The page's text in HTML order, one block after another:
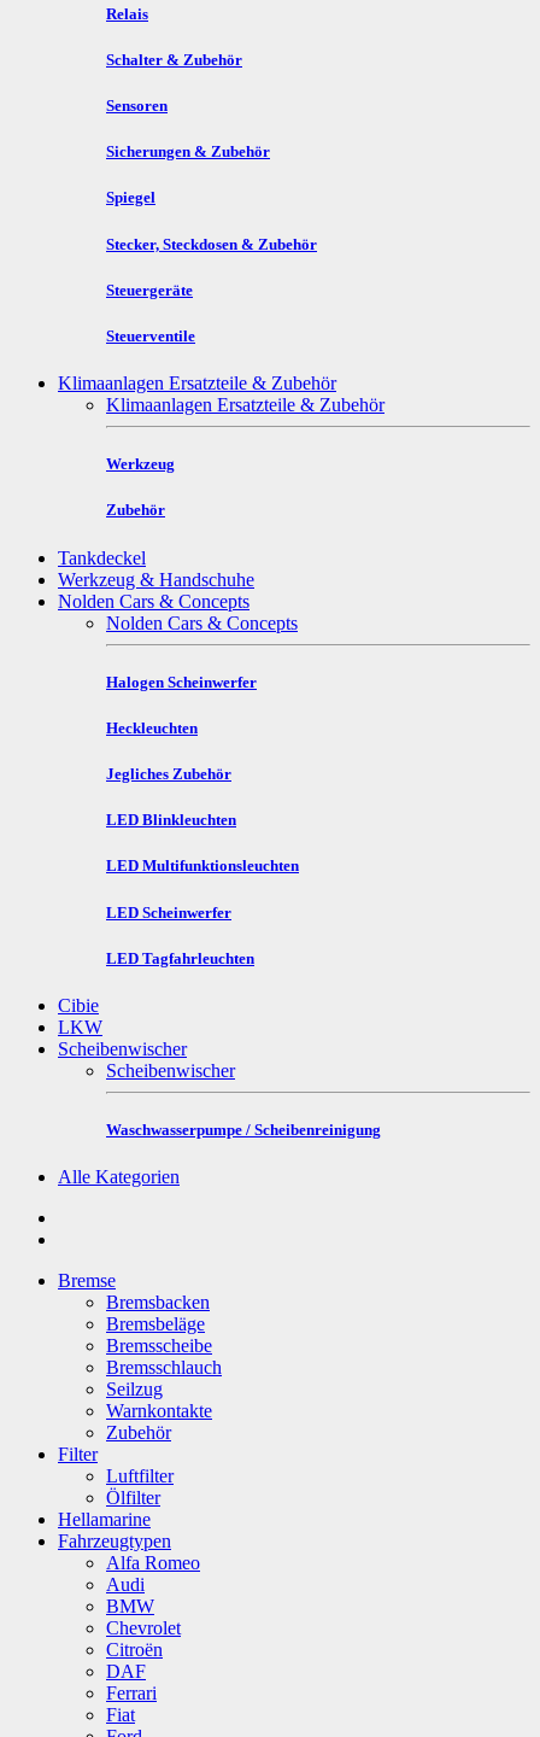
Relais
Schalter & Zubehör
Sensoren
Sicherungen & Zubehör
Spiegel
Stecker, Steckdosen & Zubehör
Steuergeräte
Steuerventile
Klimaanlagen Ersatzteile & Zubehör
Klimaanlagen Ersatzteile & Zubehör
Werkzeug
Zubehör
Tankdeckel
Werkzeug & Handschuhe
Nolden Cars & Concepts
Nolden Cars & Concepts
Halogen Scheinwerfer
Heckleuchten
Jegliches Zubehör
LED Blinkleuchten
LED Multifunktionsleuchten
LED Scheinwerfer
LED Tagfahrleuchten
Cibie
LKW
Scheibenwischer
Scheibenwischer
Waschwasserpumpe / Scheibenreinigung
Alle Kategorien
Bremse
Bremsbacken
Bremsbeläge
Bremsscheibe
Bremsschlauch
Seilzug
Warnkontakte
Zubehör
Filter
Luftfilter
Ölfilter
Hellamarine
Fahrzeugtypen
Alfa Romeo
Audi
BMW
Chevrolet
Citroën
DAF
Ferrari
Fiat